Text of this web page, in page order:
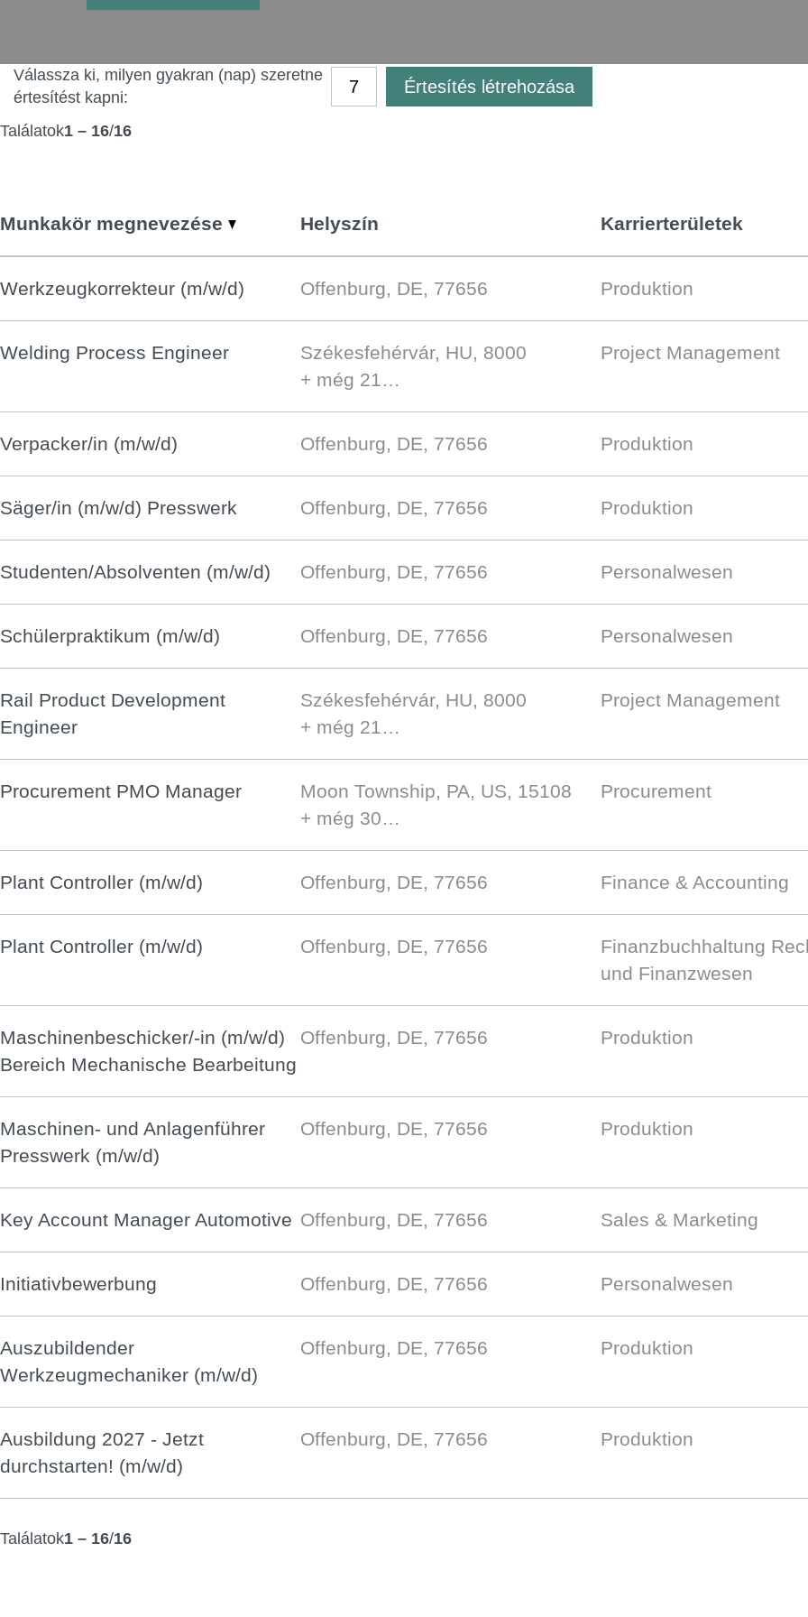
Válassza ki, milyen gyakran (nap) szeretne
értesítést kapni:
Értesítés létrehozása
Találatok1 – 16/16
Munkakör megnevezése Helyszín Karrierterületek
Werkzeugkorrekteur (m/w/d) Offenburg, DE, 77656 Produktion
Welding Process Engineer
Székesfehérvár, HU, 8000
+ még 21…
Project Management
Verpacker/in (m/w/d) Offenburg, DE, 77656 Produktion
Säger/in (m/w/d) Presswerk Offenburg, DE, 77656 Produktion
Studenten/Absolventen (m/w/d) Offenburg, DE, 77656 Personalwesen
Schülerpraktikum (m/w/d) Offenburg, DE, 77656 Personalwesen
Rail Product Development
Engineer
Székesfehérvár, HU, 8000
+ még 21…
Project Management
Procurement PMO Manager
Moon Township, PA, US, 15108
+ még 30…
Procurement
Plant Controller (m/w/d) Offenburg, DE, 77656 Finance & Accounting
Plant Controller (m/w/d) Offenburg, DE, 77656
Finanzbuchhaltung
und Finanzwesen
Maschinenbeschicker/-in (m/w/d)
Bereich Mechanische Bearbeitung
Offenburg, DE, 77656 Produktion
Maschinen- und Anlagenführer
Presswerk (m/w/d)
Offenburg, DE, 77656 Produktion
Key Account Manager Automotive Offenburg, DE, 77656 Sales & Marketing
Initiativbewerbung Offenburg, DE, 77656 Personalwesen
Auszubildender
Werkzeugmechaniker (m/w/d)
Offenburg, DE, 77656 Produktion
Ausbildung 2027 - Jetzt
durchstarten! (m/w/d)
Offenburg, DE, 77656 Produktion
Találatok1 – 16/16